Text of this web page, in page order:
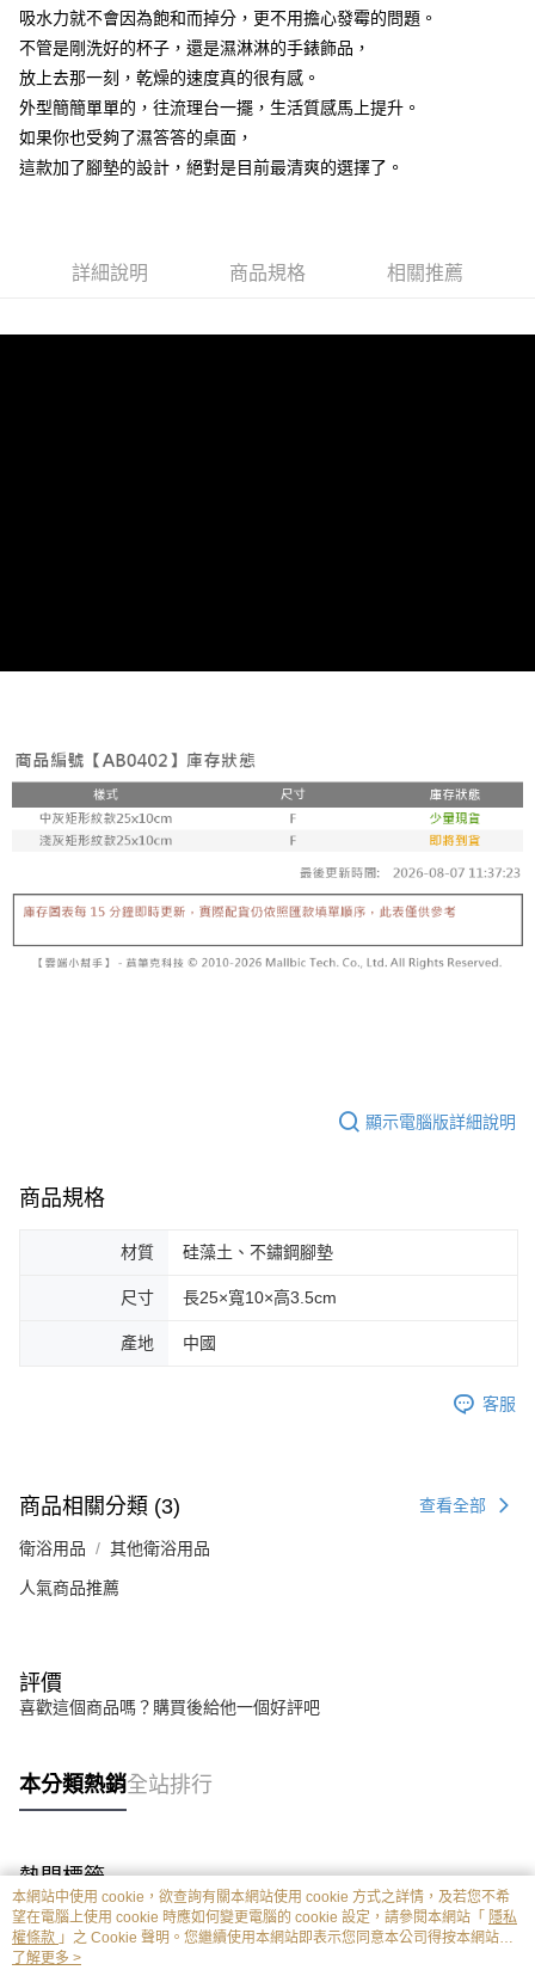
是否繳費成功／繳費後需取消欲退款等相關疑問，請聯繫「AFTEE先享後付
客戶支援中心」 https://netprotections.freshdesk.com/support/home
【注意事項】
１．透過由恩沛科技股份有限公司提供之「AFTEE先享後付」服務完成之交
易，需依本服務之必要範圍內提供個人資料，並將交易相關給付款項請求債
權轉讓予恩沛科技股份有限公司。
２．關於個人資料處理事宜，請瀏覽以下網址：
４．使用「AFTEE先享後付」時，將依據個別帳號之用戶狀況，依本公司即
５．嚴禁一人註冊多個帳號或使用他人資訊註冊。若發現惡意使用之情形，
每筆NT$100，滿NT$799(含以上)免運費
離島宅配
每筆NT$150
吸水力就不會因為飽和而掉分，更不用擔心發霉的問題。
不管是剛洗好的杯子，還是濕淋淋的手錶飾品，
放上去那一刻，乾燥的速度真的很有感。
外型簡簡單單的，往流理台一擺，生活質感馬上提升。
如果你也受夠了濕答答的桌面，
這款加了腳墊的設計，絕對是目前最清爽的選擇了。
詳細說明 商品規格 相關推薦
顯示電腦版詳細說明
商品規格
材質 硅藻土、不鏽鋼腳墊
尺寸 長25×寬10×高3.5cm
產地 中國
客服
商品相關分類 (3) 查看全部
衛浴用品 其他衛浴用品
人氣商品推薦
評價
喜歡這個商品嗎？購買後給他一個好評吧
本分類熱銷全站排行
熱門標籤
本網站中使用 cookie，欲查詢有關本網站使用 cookie 方式之詳情，及若您不希
望在電腦上使用 cookie 時應如何變更電腦的 cookie 設定，請參閱本網站「 隱私
權條款 」之 Cookie 聲明。您繼續使用本網站即表示您同意本公司得按本網站使
用條款之 Cookie 聲明使用 cookie。
了解更多 >